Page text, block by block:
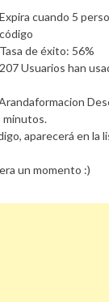
Expira cuando 5
código
Tasa de éxito: 56%
207 Usuarios han
minutos.
aparecerá en la
un momento :)